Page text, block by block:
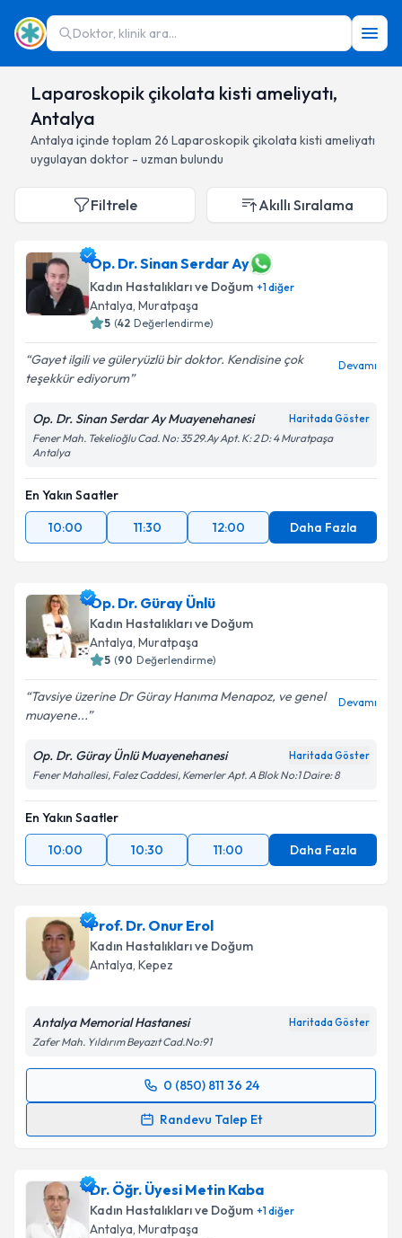
Doktor, klinik ara...
Laparoskopik çikolata kisti ameliyatı,
Antalya
Antalya içinde toplam 26 Laparoskopik çikolata kisti ameliyatı
uygulayan doktor - uzman bulundu
Filtrele Akıllı Sıralama
Op. Dr. Sinan Serdar Ay
Kadın Hastalıkları ve Doğum +1diğer
Antalya, Muratpaşa
5 (42 Değerlendirme)
Gayet ilgili ve güleryüzlü bir doktor. Kendisine çok
teşekkür ediyorum
Devamı
Op. Dr. Sinan Serdar Ay Muayenehanesi Haritada Göster
Fener Mah. Tekelioğlu Cad. No: 35 29.Ay Apt. K: 2 D: 4 Muratpaşa
Antalya
En Yakın Saatler
10:00
11:30 12:00 Daha Fazla
Op. Dr. Güray Ünlü
Kadın Hastalıkları ve Doğum
Antalya, Muratpaşa
5 (90 Değerlendirme)
Tavsiye üzerine Dr Güray Hanıma Menapoz, ve genel
muayene...
Devamı
Op. Dr. Güray Ünlü Muayenehanesi Haritada Göster
Fener Mahallesi, Falez Caddesi, Kemerler Apt. A Blok No:1 Daire: 8
En Yakın Saatler
10:00
10:30 11:00 Daha Fazla
Prof. Dr. Onur Erol
Kadın Hastalıkları ve Doğum
Antalya, Kepez
Antalya Memorial Hastanesi Haritada Göster
Zafer Mah. Yıldırım Beyazıt Cad.No:91
0 (850) 811 36 24
Randevu Talep Et
Randevu Takvimi Talebi
takvim hazırlandığında e-posta ile bilgilendireceğiz.
E-posta Adresiniz
Dr. Öğr. Üyesi Metin Kaba
Kadın Hastalıkları ve Doğum +1diğer
Antalya, Muratpaşa